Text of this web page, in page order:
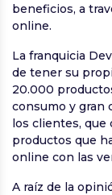
beneficios, a
online.
La franquicia
de tener su
20.000
consumo y gran
los clientes, que
productos que
online con las
A raíz de la